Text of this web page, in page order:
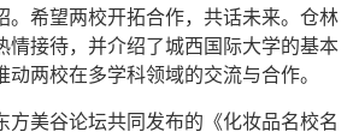
。希望两校开拓合作，共话未来。仓林
情接待，并介绍了城西国际大学的基本
动两校在多学科领域的交流与合作。
方美谷论坛共同发布的《化妆品名校名